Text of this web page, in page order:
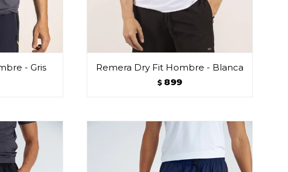
- Gris Remera Dry Fit Hombre - Blanca
$ 899